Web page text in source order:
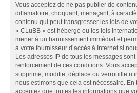
Vous acceptez de ne pas publier de
diffamatoire, choquant, menaçant, à
contenu qui peut transgresser les lois de
« CLuBB » est hébergé ou les lois
mener à un bannissement immédiat et
à votre fournisseur d’accès à Internet si
Les adresses IP de tous les messages
renforcement de ces conditions. Vous
supprime, modifie, déplace ou verrouille
nous estimons que cela est nécessaire. En
acceptez que toutes les informations que